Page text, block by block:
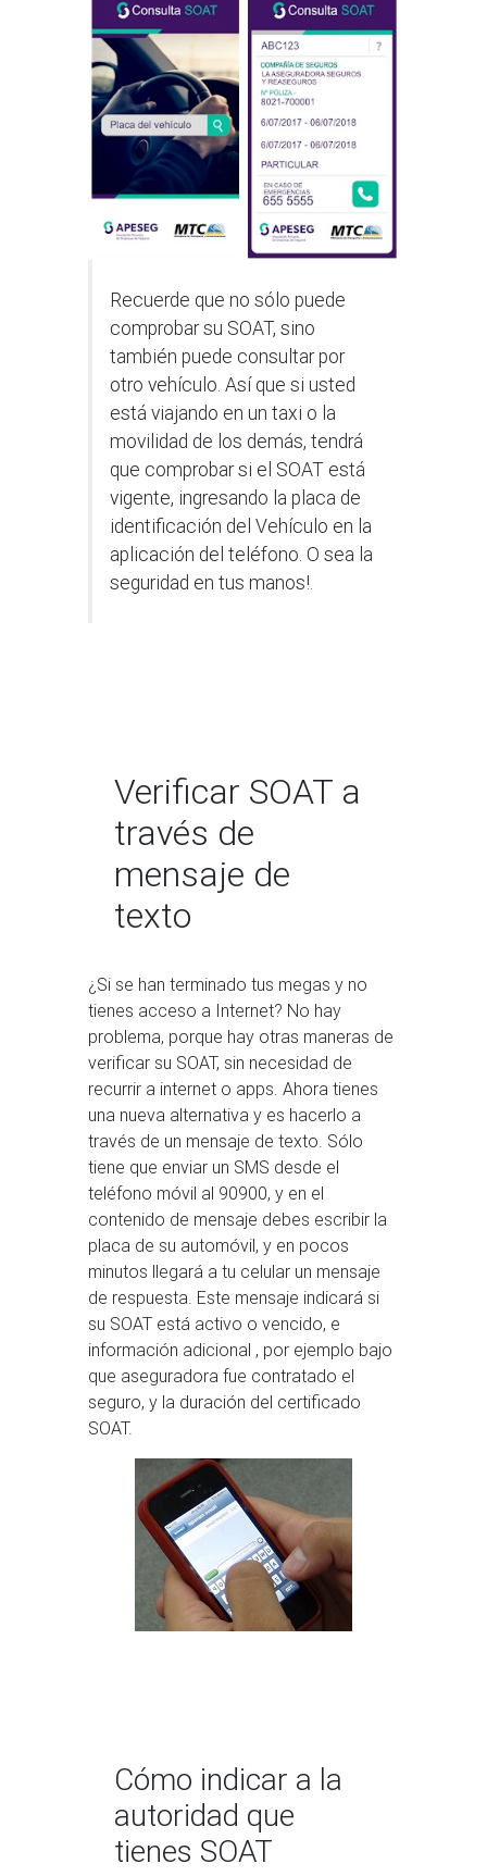
Recuerde que no sólo puede
comprobar su SOAT, sino
también puede consultar por
otro vehículo. Así que si usted
está viajando en un taxi o la
movilidad de los demás, tendrá
que comprobar si el SOAT está
vigente, ingresando la placa de
identificación del Vehículo en la
aplicación del teléfono. O sea la
seguridad en tus manos!.
Verificar SOAT a
través de
mensaje de
texto
¿Si se han terminado tus megas y no
tienes acceso a Internet? No hay
problema, porque hay otras maneras de
verificar su SOAT, sin necesidad de
recurrir a internet o apps. Ahora tienes
una nueva alternativa y es hacerlo a
través de un mensaje de texto. Sólo
tiene que enviar un SMS desde el
teléfono móvil al 90900, y en el
contenido de mensaje debes escribir la
placa de su automóvil, y en pocos
minutos llegará a tu celular un mensaje
de respuesta. Este mensaje indicará si
su SOAT está activo o vencido, e
información adicional , por ejemplo bajo
que aseguradora fue contratado el
seguro, y la duración del certificado
SOAT.
Cómo indicar a la
autoridad que
tienes SOAT